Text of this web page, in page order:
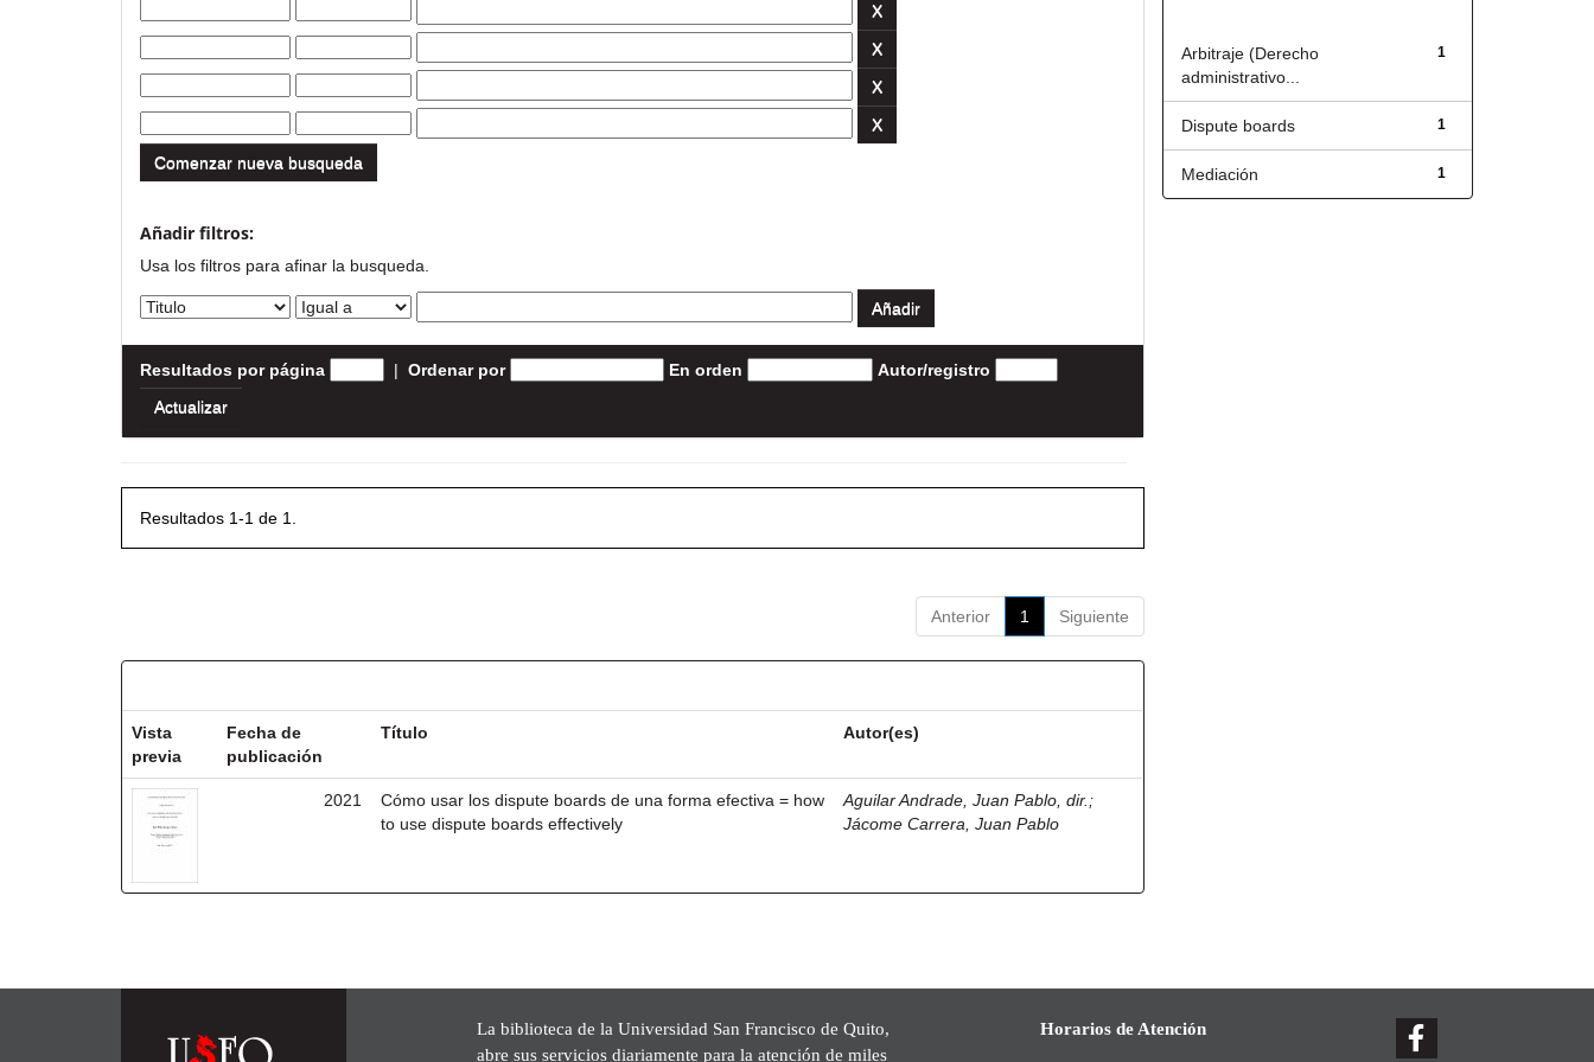
Comenzar nueva busqueda
Añadir filtros:
Usa los filtros para afinar la busqueda.
Resultados por página | Ordenar por En orden Autor/registro
Resultados 1-1 de 1.
Anterior 1 Siguiente
Vista
previa
Fecha de
publicación
Título Autor(es)
2021
Cómo usar los dispute boards de una forma efectiva = how
to use dispute boards effectively
Aguilar Andrade, Juan Pablo, dir. ;
Jácome Carrera, Juan Pablo
1
Arbitraje (Derecho
administrativo...
1
Dispute boards
1
Mediación
La biblioteca de la Universidad San Francisco de Quito,
abre sus servicios diariamente para la atención de miles
Horarios de Atención